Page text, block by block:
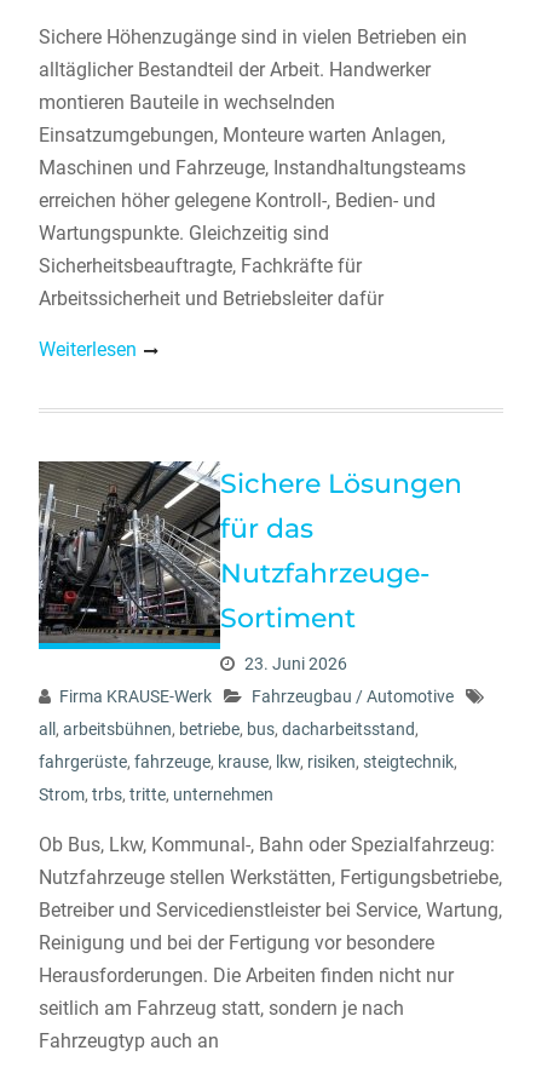
Sichere Höhenzugänge sind in vielen Betrieben ein
alltäglicher Bestandteil der Arbeit. Handwerker
montieren Bauteile in wechselnden
Einsatzumgebungen, Monteure warten Anlagen,
Maschinen und Fahrzeuge, Instandhaltungsteams
erreichen höher gelegene Kontroll-, Bedien- und
Wartungspunkte. Gleichzeitig sind
Sicherheitsbeauftragte, Fachkräfte für
Arbeitssicherheit und Betriebsleiter dafür
Weiterlesen
Sichere Lösungen
für das
Nutzfahrzeuge-
Sortiment
23. Juni 2026
Firma KRAUSE-Werk
Fahrzeugbau / Automotive
all , arbeitsbühnen, betriebe, bus, dacharbeitsstand,
fahrgerüste, fahrzeuge, krause, lkw, risiken, steigtechnik,
Strom, trbs, tritte, unternehmen
Ob Bus, Lkw, Kommunal-, Bahn oder Spezialfahrzeug:
Nutzfahrzeuge stellen Werkstätten, Fertigungsbetriebe,
Betreiber und Servicedienstleister bei Service, Wartung,
Reinigung und bei der Fertigung vor besondere
Herausforderungen. Die Arbeiten finden nicht nur
seitlich am Fahrzeug statt, sondern je nach
Fahrzeugtyp auch an